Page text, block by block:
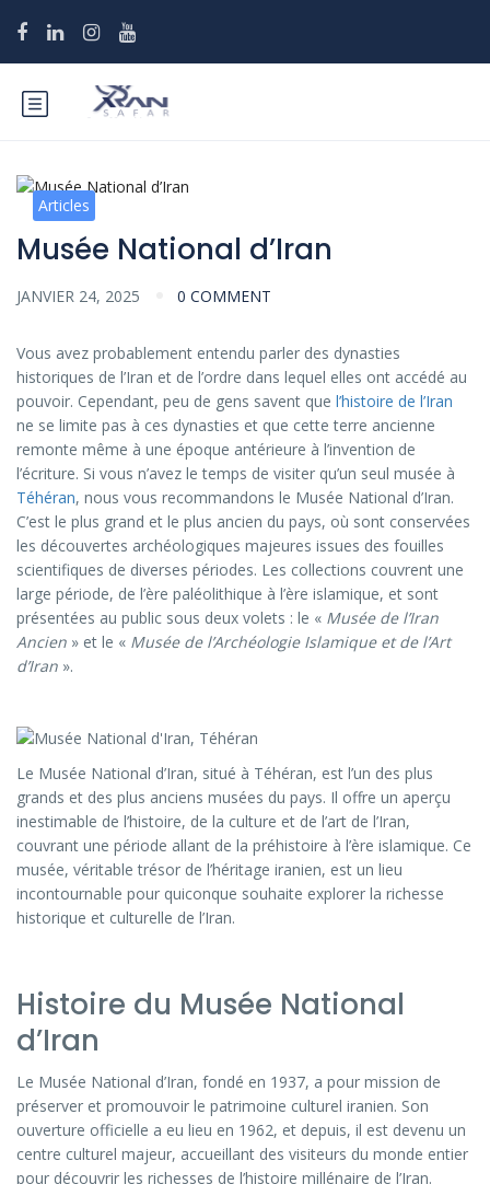
Articles
Musée National d’Iran
JANVIER 24, 2025 0 COMMENT
Vous avez probablement entendu parler des dynasties
historiques de l’Iran et de l’ordre dans lequel elles ont accédé au
pouvoir. Cependant, peu de gens savent que l’histoire de l’Iran
ne se limite pas à ces dynasties et que cette terre ancienne
remonte même à une époque antérieure à l’invention de
l’écriture. Si vous n’avez le temps de visiter qu’un seul musée à
Téhéran, nous vous recommandons le Musée National d’Iran.
C’est le plus grand et le plus ancien du pays, où sont conservées
les découvertes archéologiques majeures issues des fouilles
scientifiques de diverses périodes. Les collections couvrent une
large période, de l’ère paléolithique à l’ère islamique, et sont
présentées au public sous deux volets : le « Musée de l’Iran
Ancien » et le « Musée de l’Archéologie Islamique et de l’Art
d’Iran ».
Le Musée National d’Iran, situé à Téhéran, est l’un des plus
grands et des plus anciens musées du pays. Il offre un aperçu
inestimable de l’histoire, de la culture et de l’art de l’Iran,
couvrant une période allant de la préhistoire à l’ère islamique. Ce
musée, véritable trésor de l’héritage iranien, est un lieu
incontournable pour quiconque souhaite explorer la richesse
historique et culturelle de l’Iran.
Histoire du Musée National
d’Iran
Le Musée National d’Iran, fondé en 1937, a pour mission de
préserver et promouvoir le patrimoine culturel iranien. Son
ouverture officielle a eu lieu en 1962, et depuis, il est devenu un
centre culturel majeur, accueillant des visiteurs du monde entier
pour découvrir les richesses de l’histoire millénaire de l’Iran.